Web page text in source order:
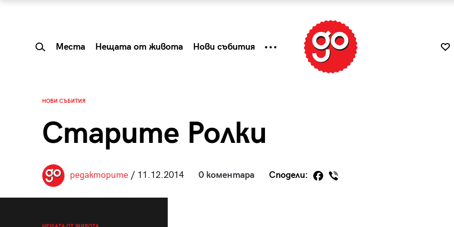
Места Нещата от живота Нови събития
НОВИ СЪБИТИЯ
Старите Ролки
редакторите/ 11.12.2014 0 коментара Сподели: